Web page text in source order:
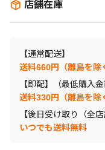
店舗在庫
【通常配送】
送料660円（離島を除
【即配】（最低購入
送料330円（離島を除
【後日受け取り（全店
いつでも送料無料